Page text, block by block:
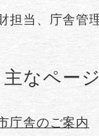
担当、庁舎管
主なページ
庁舎のご案内